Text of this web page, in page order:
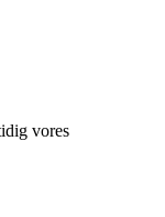
vores